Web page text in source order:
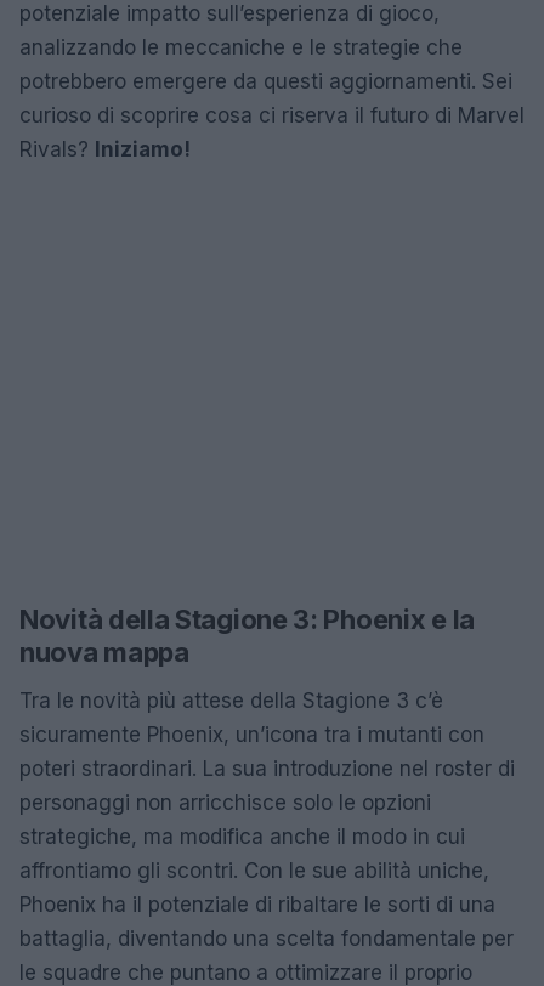
potenziale impatto sull’esperienza di gioco,
analizzando le meccaniche e le strategie che
potrebbero emergere da questi aggiornamenti. Sei
curioso di scoprire cosa ci riserva il futuro di Marvel
Rivals? Iniziamo!
Novità della Stagione 3: Phoenix e la
nuova mappa
Tra le novità più attese della Stagione 3 c’è
sicuramente Phoenix, un’icona tra i mutanti con
poteri straordinari. La sua introduzione nel roster di
personaggi non arricchisce solo le opzioni
strategiche, ma modifica anche il modo in cui
affrontiamo gli scontri. Con le sue abilità uniche,
Phoenix ha il potenziale di ribaltare le sorti di una
battaglia, diventando una scelta fondamentale per
le squadre che puntano a ottimizzare il proprio